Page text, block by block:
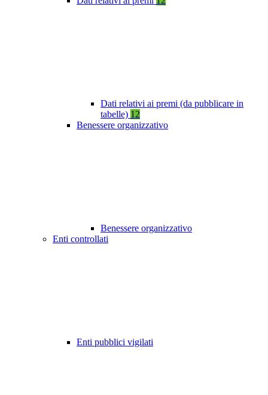
Dati relativi ai premi (da pubblicare in
tabelle) 12
Benessere organizzativo
Benessere organizzativo
Enti controllati
Enti pubblici vigilati